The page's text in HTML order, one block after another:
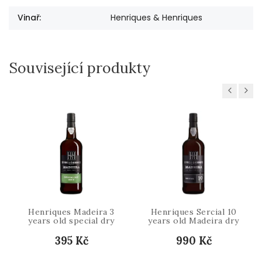
Vinař: Henriques & Henriques
Související produkty
Previous
Henriques Madeira 3
years old special dry
395 Kč
Henriques Sercial 10
years old Madeira dry
990 Kč
Next